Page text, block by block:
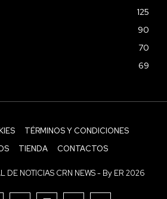
125
90
70
69
TÉRMINOS Y CONDICIONES
TIENDA CONTACTOS
DE NOTICIAS CRN NEWS - By ER 2026